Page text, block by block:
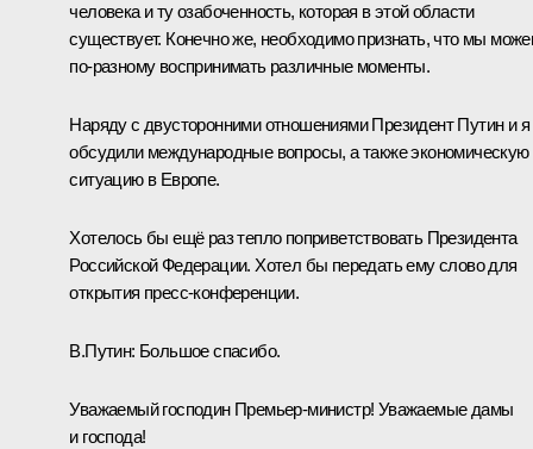
человека и ту озабоченность, которая в этой области
существует. Конечно же, необходимо признать, что мы
по‑разному воспринимать различные моменты.
Наряду с двусторонними отношениями Президент Путин и я
обсудили международные вопросы, а также экономическую
ситуацию в Европе.
Хотелось бы ещё раз тепло поприветствовать Президента
Российской Федерации. Хотел бы передать ему слово для
открытия пресс-конференции.
В.Путин: Большое спасибо.
Уважаемый господин Премьер-министр! Уважаемые дамы
и господа!